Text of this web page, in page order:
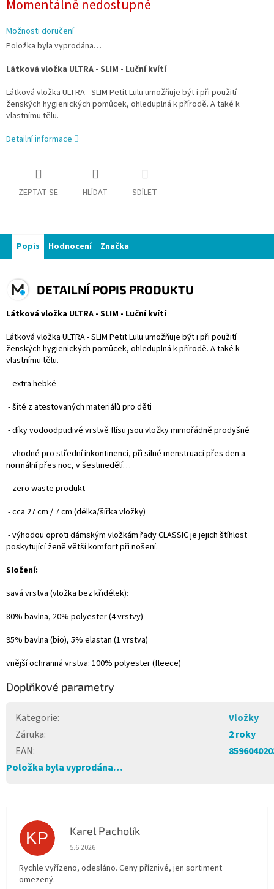
cena:
Momentálně nedostupné
Možnosti doručení
Položka byla vyprodána…
Látková vložka ULTRA - SLIM - Luční kvítí
Látková vložka ULTRA - SLIM Petit Lulu umožňuje být i při použití
ženských hygienických pomůcek, ohleduplná k přírodě. A také k
vlastnímu tělu.
Detailní informace
ZEPTAT SE HLÍDAT SDÍLET
Popis Hodnocení Značka
DETAILNÍ POPIS PRODUKTU
Látková vložka ULTRA - SLIM - Luční kvítí
Látková vložka ULTRA - SLIM Petit Lulu umožňuje být i při použití
ženských hygienických pomůcek, ohleduplná k přírodě. A také k
vlastnímu tělu.
- extra hebké
- šité z atestovaných materiálů pro děti
- díky vodoodpudivé vrstvě flísu jsou vložky mimořádně prodyšné
- vhodné pro střední inkontinenci, při silné menstruaci přes den a
normální přes noc, v šestinedělí…
- zero waste produkt
- cca 27 cm / 7 cm (délka/šířka vložky)
- výhodou oproti dámským vložkám řady CLASSIC je jejich štíhlost
poskytující ženě větší komfort při nošení.
Složení:
savá vrstva (vložka bez křidélek):
80% bavlna, 20% polyester (4 vrstvy)
95% bavlna (bio), 5% elastan (1 vrstva)
vnější ochranná vrstva: 100% polyester (fleece)
Doplňkové parametry
Kategorie:
Vložky
Záruka:
2 roky
EAN:
Položka byla vyprodána…
KP Karel Pacholík
Hodnocení obchodu je 4 z 5 hvězdiček.
5.6.2026
Rychle vyřízeno, odesláno. Ceny příznivé, jen sortiment
omezený.